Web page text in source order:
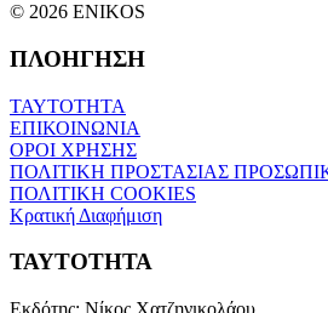
© 2026 ENIKOS
ΠΛΟΗΓΗΣΗ
ΤΑΥΤΟΤΗΤΑ
ΕΠΙΚΟΙΝΩΝΙΑ
ΟΡΟΙ ΧΡΗΣΗΣ
ΠΟΛΙΤΙΚΗ ΠΡΟΣΤΑΣΙΑΣ
ΠΟΛΙΤΙΚΗ COOKIES
Κρατική Διαφήμιση
ΤΑΥΤΟΤΗΤΑ
Εκδότης: Νίκος Χατζηνικολάου